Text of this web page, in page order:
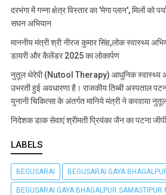
दरभंगा में गन्ना क्षेत्र विस्तार का 'मेगा प्लान', मिलों को
सघन अभियान
माननीय मंत्री श्री नीरज कुमार सिंह,लोक स्वास्थ्य
डायरी और कैलेंडर 2025 का लोकार्पण
नुतूल थेरेपी (Nutool Therapy) आधुनिक स्वास्थ्य
उभरती हुई अवधारणा है। राजकीय तिब्बी अस्पताल
युनानी चिकित्सा के अंतर्गत मानिये मंत्री ने करवाया
निदेशक डाक सेवाएं श्रीमती प्रियंका जैन का पटना
LABELS
BEGUSARAI BEGUSARAI GAYA
BEGUSARAI GAYA BHAGALPUR SAMASTIPUR